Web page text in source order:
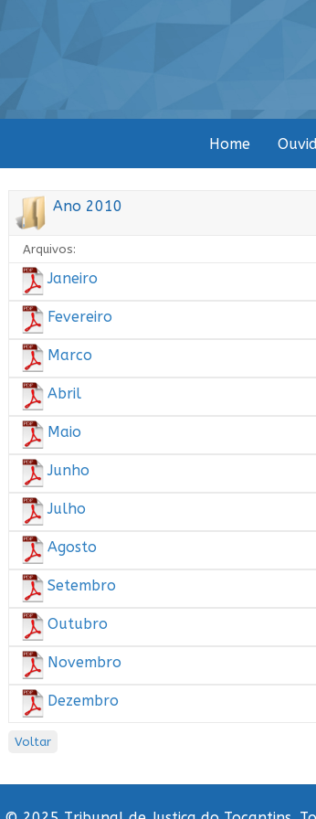
Home
Ano 2010
Arquivos:
Janeiro
Fevereiro
Marco
Abril
Maio
Junho
Julho
Agosto
Setembro
Outubro
Novembro
Dezembro
Voltar